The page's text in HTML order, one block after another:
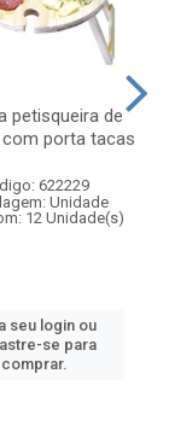
petisqueira de
porta tacas
622229
Unidade
12 Unidade(s)
seu login ou
se para
comprar.